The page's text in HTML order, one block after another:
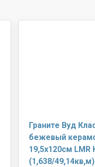
Граните Вуд
бежевый
19,5х120см LMR
(1,638/